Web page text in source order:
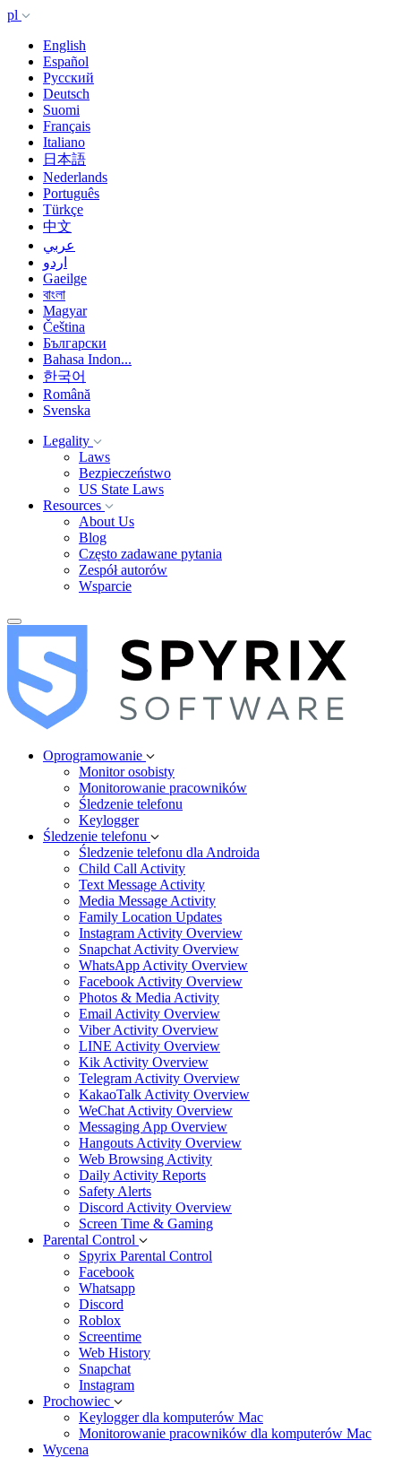
pl
English
Español
Русский
Deutsch
Suomi
Français
Italiano
日本語
Nederlands
Português
Türkçe
中文
عربي
اردو
Gaeilge
বাংলা
Magyar
Čeština
Български
Bahasa Indon...
한국어
Română
Svenska
Legality
Laws
Bezpieczeństwo
US State Laws
Resources
About Us
Blog
Często zadawane pytania
Zespół autorów
Wsparcie
Oprogramowanie
Monitor osobisty
Monitorowanie pracowników
Śledzenie telefonu
Keylogger
Śledzenie telefonu
Śledzenie telefonu dla Androida
Child Call Activity
Text Message Activity
Media Message Activity
Family Location Updates
Instagram Activity Overview
Snapchat Activity Overview
WhatsApp Activity Overview
Facebook Activity Overview
Photos & Media Activity
Email Activity Overview
Viber Activity Overview
LINE Activity Overview
Kik Activity Overview
Telegram Activity Overview
KakaoTalk Activity Overview
WeChat Activity Overview
Messaging App Overview
Hangouts Activity Overview
Web Browsing Activity
Daily Activity Reports
Safety Alerts
Discord Activity Overview
Screen Time & Gaming
Parental Control
Spyrix Parental Control
Facebook
Whatsapp
Discord
Roblox
Screentime
Web History
Snapchat
Instagram
Prochowiec
Keylogger dla komputerów Mac
Monitorowanie pracowników dla komputerów Mac
Wycena